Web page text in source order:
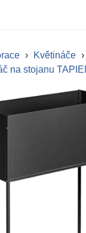
› Květináče ›
na stojanu